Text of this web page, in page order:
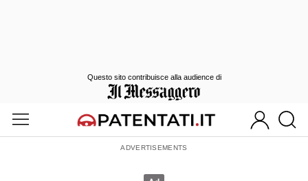
Questo sito contribuisce alla audience di